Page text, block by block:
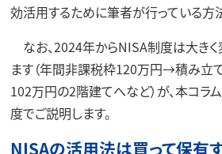
効活用するために筆者が行っている方
なお、2024年からNISA制度は大きく
ます（年間非課税枠120万円→積み立
102万円の2階建てへなど）が、本コラ
度でご説明します。
NISAの活用法は買って保有